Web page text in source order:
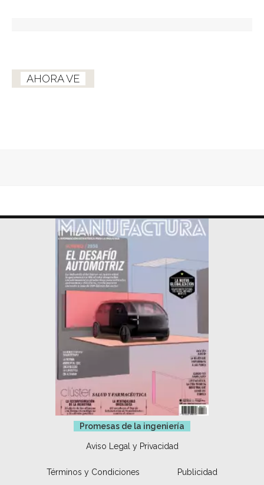
AHORA VE
Promesas de la ingeniería
Aviso Legal y Privacidad
Términos y Condiciones Publicidad